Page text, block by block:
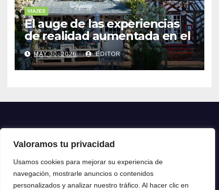
Valoramos tu privacidad
Usamos cookies para mejorar su experiencia de
navegación, mostrarle anuncios o contenidos
personalizados y analizar nuestro tráfico. Al hacer clic en
VIAJES
El auge de las experiencias
de realidad aumentada en el
turismo
MAY 30, 2026 EDITOR
Crónica24
Crónica 24